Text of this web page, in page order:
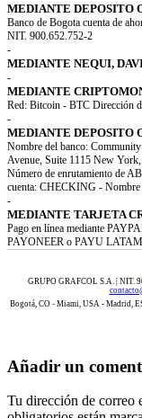
MEDIANTE DEPOSITO
Banco de Bogota cuenta de
NIT. 900.652.752-2
-
MEDIANTE NEQUI,
-
MEDIANTE
Red: Bitcoin - BTC Dirección
-
MEDIANTE DEPOSITO
Nombre del banco:
Avenue, Suite 1115 New
Número de enrutamiento de
cuenta: CHECKING - Nombre
-
MEDIANTE TARJETA
Pago en línea mediante
PAYONEER o PAYU
GRUPO GRAFCOL S.A. | NIT.
Bogotá, CO - Miami, USA - Madrid,
Añadir un
Tu dirección de correo